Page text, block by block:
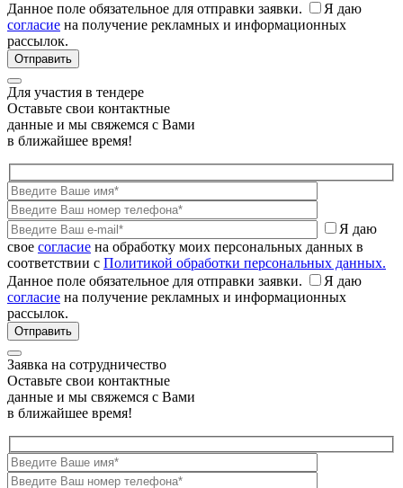
Данное поле обязательное для отправки заявки.
Я даю
согласие на получение рекламных и информационных
рассылок.
Для участия в тендере
Оставьте свои контактные
данные и мы свяжемся с Вами
в ближайшее время!
Я даю
свое согласие на обработку моих персональных данных в
соответствии с Политикой обработки персональных данных.
Данное поле обязательное для отправки заявки.
Я даю
согласие на получение рекламных и информационных
рассылок.
Заявка на сотрудничество
Оставьте свои контактные
данные и мы свяжемся с Вами
в ближайшее время!